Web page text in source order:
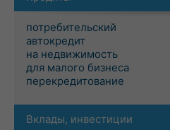
потребительский
автокредит
на недвижимость
для малого бизнеса
перекредитование
Вклады, инвестиции